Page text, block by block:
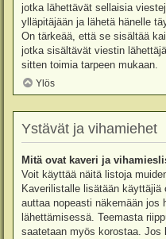
jotka lähettävät sellaisia
ylläpitäjään ja lähetä hänelle
On tärkeää, että se sisältää
jotka sisältävät viestin
sitten toimia tarpeen mukaan.
Ylös
Ystävät ja vihamiehet
Mitä ovat kaveri ja
Voit käyttää näitä listoja
Kaverilistalle lisätään
auttaa nopeasti näkemään
lähettämisessä. Teemasta
saatetaan myös korostaa.